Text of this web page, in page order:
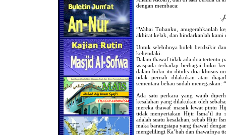
dengan membaca:
“Wahai Tuhanku, anugerahkanlah
akhirat kelak, dan hindarkanlah kami
Untuk selebihnya boleh berdzikir
kehendaki.
Dalam thawaf tidak ada doa tertentu
waspada terhadap berbagai buku
dalam buku itu ditulis doa khusus
tidak pernah dilakukan atau
sementara beliau sudah menegaskan:
Ada satu perkara yang wajib
kesalahan yang dilakukan oleh
mereka thawaf masuk lewat pintu
tidak menyertakan Hijir Isma’il itu
adalah suatu kesalahan, sebab Hijir
maka barangsiapa yang thawaf
mengelilingi Ka’bah dan thawafnya